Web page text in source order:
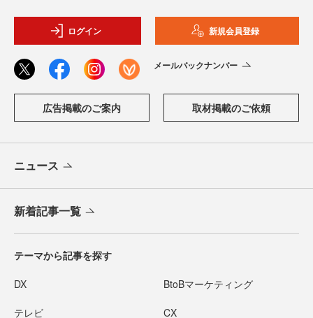
ログイン 新規会員登録
メールバックナンバー
広告掲載のご案内 取材掲載のご依頼
ニュース
新着記事一覧
テーマから記事を探す
DX BtoBマーケティング
テレビ CX